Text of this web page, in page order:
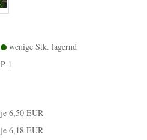
wenige Stk. lagernd
P 1
je 6,50 EUR
je 6,18 EUR